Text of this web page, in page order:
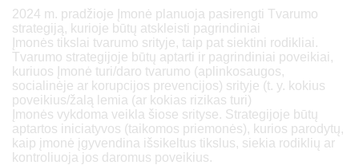
2024 m. pradžioje Įmonė planuoja pasirengti Tvarumo
strategiją, kurioje būtų atskleisti pagrindiniai
Įmonės tikslai tvarumo srityje, taip pat siektini rodikliai.
Tvarumo strategijoje būtų aptarti ir pagrindiniai poveikiai,
kuriuos Įmonė turi/daro tvarumo (aplinkosaugos,
socialinėje ar korupcijos prevencijos) srityje (t. y. kokius
poveikius/žalą lemia (ar kokias rizikas turi)
Įmonės vykdoma veikla šiose srityse. Strategijoje būtų
aptartos iniciatyvos (taikomos priemonės), kurios parodytų,
kaip įmonė įgyvendina išsikeltus tikslus, siekia rodiklių ar
kontroliuoja jos daromus poveikius.